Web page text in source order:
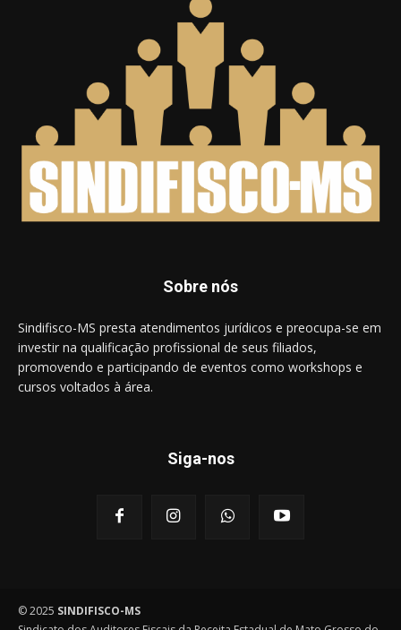
Sobre nós
Sindifisco-MS presta atendimentos jurídicos e preocupa-se em
investir na qualificação profissional de seus filiados,
promovendo e participando de eventos como workshops e
cursos voltados à área.
Siga-nos
© 2025 SINDIFISCO-MS